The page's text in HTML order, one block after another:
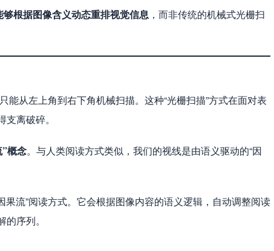
根据图像含义动态重排视觉信息 ，而非传统的机械式光栅扫
从左上角到右下角机械扫描。这种“光栅扫描”方式在面对表
离破碎。
概念。与人类阅读方式类似，我们的视线是由语义驱动的“因
流”阅读方式。它会根据图像内容的语义逻辑，自动调整阅读
序列。